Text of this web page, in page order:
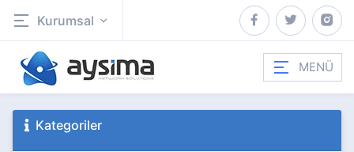
Kurumsal
MENÜ
Kategoriler